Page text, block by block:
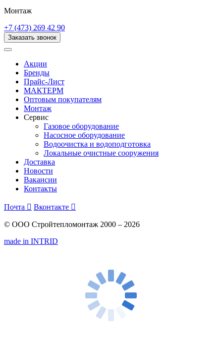
Монтаж
+7 (473) 269 42 90
Заказать звонок
Акции
Бренды
Прайс-Лист
МАКТЕРМ
Оптовым покупателям
Монтаж
Сервис
Газовое оборудование
Насосное оборудование
Водоочистка и водоподготовка
Локальные очистные сооружения
Доставка
Новости
Вакансии
Контакты
Почта  Вконтакте 
© ООО Стройтепломонтаж 2000 – 2026
made in INTRID